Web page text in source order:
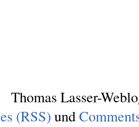
Thomas Lasser-
(RSS) und